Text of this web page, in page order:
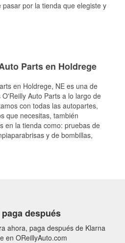
por la tienda que elegiste y
Parts en Holdrege
en Holdrege, NE es una de
Auto Parts a lo largo de
con todas las autopartes,
que necesitas, también
en la tienda como: pruebas de
y de bombillas,
después
ahora, paga después de Klarna
en OReillyAuto.com